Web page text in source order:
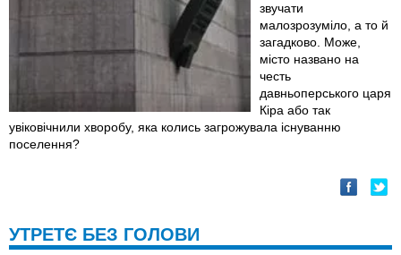
звучати
малозрозуміло, а то й
загадково. Може,
місто названо на
честь
давньоперського царя
Кіра або так
увіковічнили хворобу, яка колись загрожувала існуванню
поселення?
УТРЕТЄ БЕЗ ГОЛОВИ